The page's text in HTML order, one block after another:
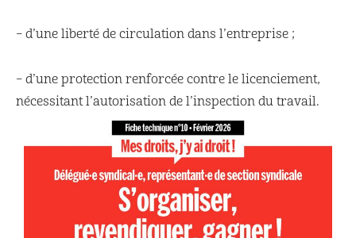
– d’une liberté de circulation dans l’entreprise ;
– d’une protection renforcée contre le licenciement,
nécessitant l’autorisation de l’inspection du travail.